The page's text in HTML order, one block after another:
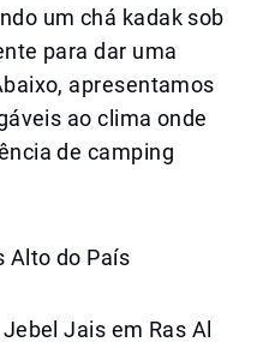
um chá kadak sob
para dar uma
apresentamos
ao clima onde
de camping
Alto do País
Jais em Ras Al